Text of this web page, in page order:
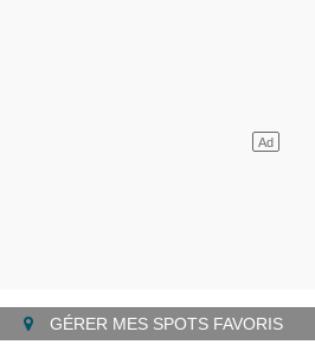
GÉRER MES SPOTS FAVORIS